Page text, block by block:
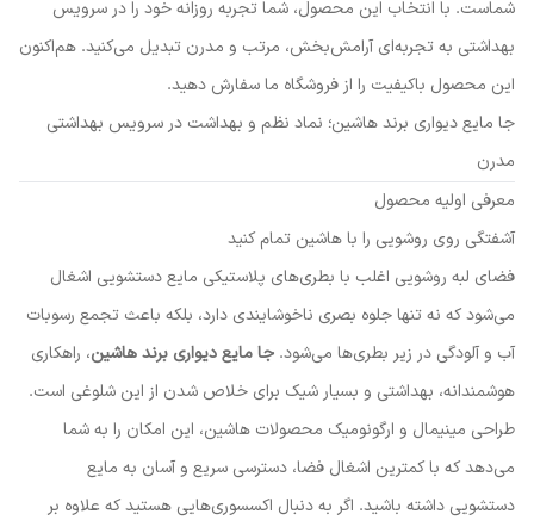
شماست. با انتخاب این محصول، شما تجربه روزانه خود را در سرویس
بهداشتی به تجربه‌ای آرامش‌بخش، مرتب و مدرن تبدیل می‌کنید. هم‌اکنون
این محصول باکیفیت را از فروشگاه ما سفارش دهید.
جا مایع دیواری برند هاشین؛ نماد نظم و بهداشت در سرویس بهداشتی
مدرن
معرفی اولیه محصول
آشفتگی روی روشویی را با هاشین تمام کنید
فضای لبه روشویی اغلب با بطری‌های پلاستیکی مایع دستشویی اشغال
می‌شود که نه تنها جلوه بصری ناخوشایندی دارد، بلکه باعث تجمع رسوبات
آب و آلودگی در زیر بطری‌ها می‌شود. جا مایع دیواری برند هاشین، راهکاری
هوشمندانه، بهداشتی و بسیار شیک برای خلاص شدن از این شلوغی است.
طراحی مینیمال و ارگونومیک محصولات هاشین، این امکان را به شما
می‌دهد که با کمترین اشغال فضا، دسترسی سریع و آسان به مایع
دستشویی داشته باشید. اگر به دنبال اکسسوری‌هایی هستید که علاوه بر